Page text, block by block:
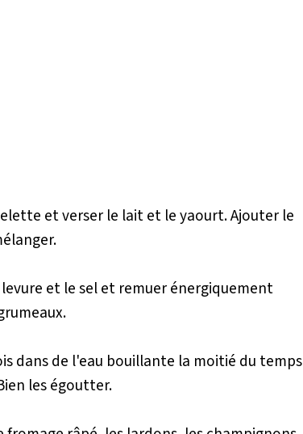
et verser le lait et le yaourt. Ajouter le
et le sel et remuer énergiquement
dans de l'eau bouillante la moitié du temps
les égoutter.